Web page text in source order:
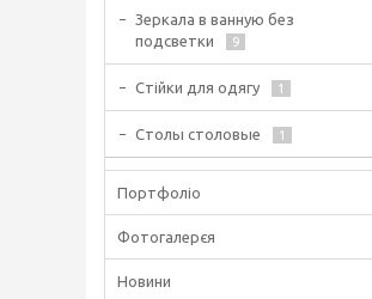
Зеркала в ванную без
подсветки
9
Стійки для одягу 1
Столы столовые 1
Портфоліо
Фотогалерєя
Новини